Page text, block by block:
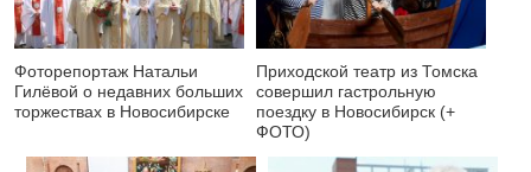
Фоторепортаж Натальи
Гилёвой о недавних больших
торжествах в Новосибирске
Приходской театр из Томска
совершил гастрольную
поездку в Новосибирск (+
ФОТО)